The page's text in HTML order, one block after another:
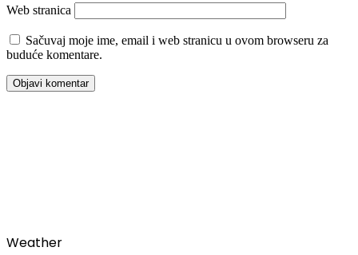
Web stranica
Sačuvaj moje ime, email i web stranicu u ovom browseru za
buduće komentare.
Weather